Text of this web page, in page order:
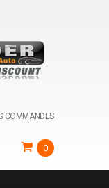
COMMANDES
0